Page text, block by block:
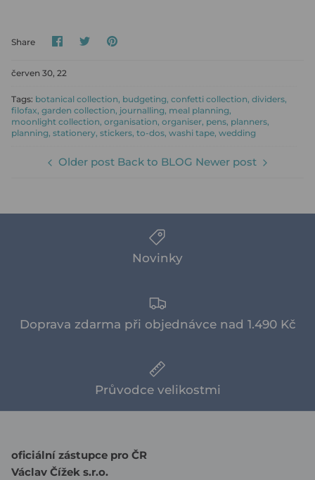
Share ShareSharePin
červen 30, 22
Tags: botanical collection budgeting confetti collection dividers
filofax garden collection journalling meal planning
moonlight collection organisation organiser pens planners
planning stationery stickers to-dos washi tape wedding
Older post Back to BLOG Newer post
Novinky
Doprava zdarma při objednávce nad 1.490 Kč
Průvodce velikostmi
oficiální zástupce pro ČR
Václav Čížek s.r.o.